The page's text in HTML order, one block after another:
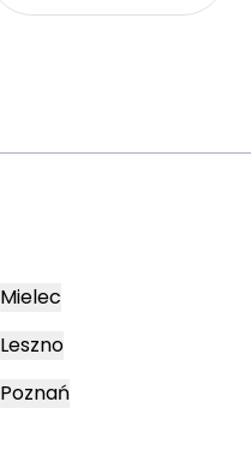
Mielec
Leszno
Poznań